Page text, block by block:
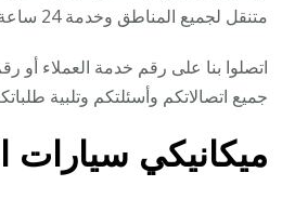
متنقل لجميع المناطق وخدمة 24 ساعة وطيلة الأسبوع.
اتصلوا بنا على رقم خدمة العملاء أو
جميع اتصالاتكم وأسئلتكم وتلبية
ميكانيكي سيارات